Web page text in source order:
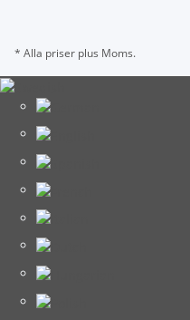
* Alla priser plus Moms.